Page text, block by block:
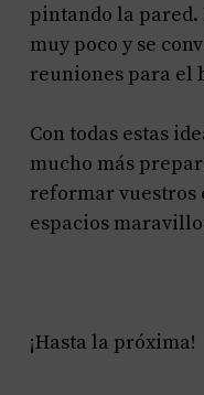
pintando la pared.
muy poco y se
reuniones para el
Con todas estas
mucho más
reformar vuestros
espacios
¡Hasta la próxima!